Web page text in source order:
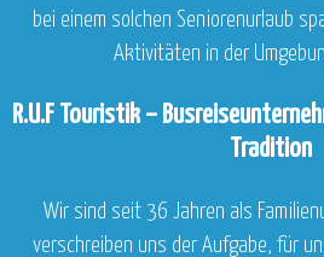
bei einem solchen Seniorenurlaub
Aktivitäten in der
R.U.F Touristik –
Tradition
Wir sind seit 36 Jahren als
verschreiben uns der Aufgabe, für